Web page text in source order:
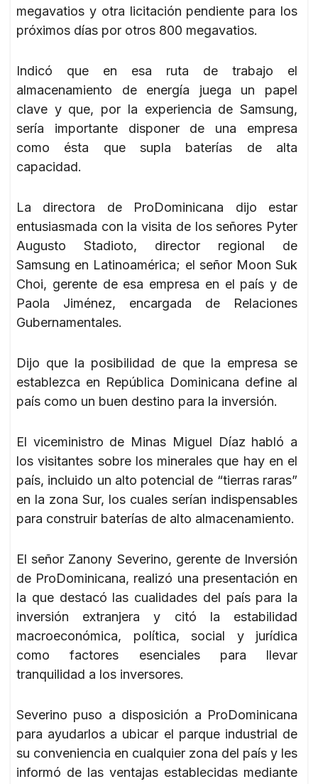
megavatios y otra licitación pendiente para los
próximos días por otros 800 megavatios.
Indicó que en esa ruta de trabajo el
almacenamiento de energía juega un papel
clave y que, por la experiencia de Samsung,
sería importante disponer de una empresa
como ésta que supla baterías de alta
capacidad.
La directora de ProDominicana dijo estar
entusiasmada con la visita de los señores Pyter
Augusto Stadioto, director regional de
Samsung en Latinoamérica; el señor Moon Suk
Choi, gerente de esa empresa en el país y de
Paola Jiménez, encargada de Relaciones
Gubernamentales.
Dijo que la posibilidad de que la empresa se
establezca en República Dominicana define al
país como un buen destino para la inversión.
El viceministro de Minas Miguel Díaz habló a
los visitantes sobre los minerales que hay en el
país, incluido un alto potencial de “tierras raras”
en la zona Sur, los cuales serían indispensables
para construir baterías de alto almacenamiento.
El señor Zanony Severino, gerente de Inversión
de ProDominicana, realizó una presentación en
la que destacó las cualidades del país para la
inversión extranjera y citó la estabilidad
macroeconómica, política, social y jurídica
como factores esenciales para llevar
tranquilidad a los inversores.
Severino puso a disposición a ProDominicana
para ayudarlos a ubicar el parque industrial de
su conveniencia en cualquier zona del país y les
informó de las ventajas establecidas mediante